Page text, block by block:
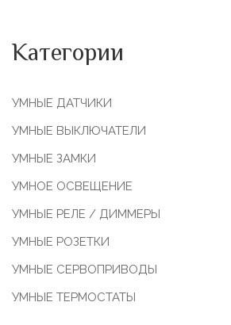
Категории
УМНЫЕ ДАТЧИКИ
УМНЫЕ ВЫКЛЮЧАТЕЛИ
УМНЫЕ ЗАМКИ
УМНОЕ ОСВЕЩЕНИЕ
УМНЫЕ РЕЛЕ / ДИММЕРЫ
УМНЫЕ РОЗЕТКИ
УМНЫЕ СЕРВОПРИВОДЫ
УМНЫЕ ТЕРМОСТАТЫ